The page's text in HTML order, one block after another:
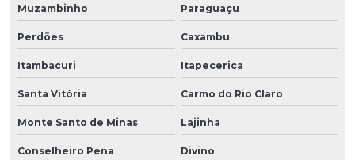
Muzambinho Paraguaçu
Perdões Caxambu
Itambacuri Itapecerica
Santa Vitória Carmo do Rio Claro
Monte Santo de Minas Lajinha
Conselheiro Pena Divino